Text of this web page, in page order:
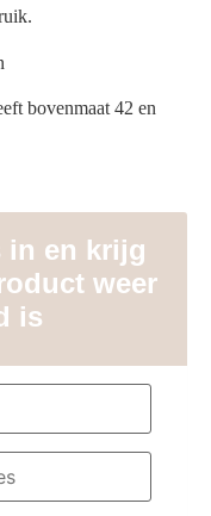
bovenmaat 42 en
in en krijg
weer
is